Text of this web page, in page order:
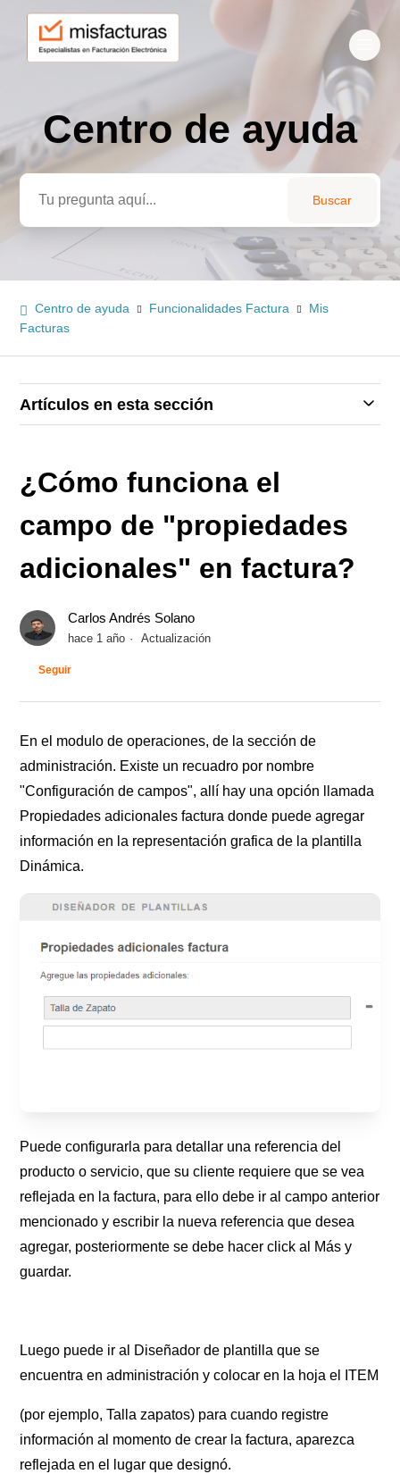
Búsqueda
Centro de ayuda
Centro de ayuda Funcionalidades Factura
Mis
Facturas
Artículos en esta sección
¿Cómo funciona el
campo de "propiedades
adicionales" en factura?
Carlos Andrés Solano
hace 1 año Actualización
Seguir
En el modulo de operaciones, de la sección de
administración. Existe un recuadro por nombre
"Configuración de campos", allí hay una opción llamada
Propiedades adicionales factura donde puede agregar
información en la representación grafica de la plantilla
Dinámica.
Puede configurarla para detallar una referencia del
producto o servicio, que su cliente requiere que se vea
reflejada en la factura, para ello debe ir al campo anterior
mencionado y escribir la nueva referencia que desea
agregar, posteriormente se debe hacer click al Más y
guardar.
Luego puede ir al Diseñador de plantilla que se
encuentra en administración y colocar en la hoja el ITEM
(por ejemplo, Talla zapatos) para cuando registre
información al momento de crear la factura, aparezca
reflejada en el lugar que designó.